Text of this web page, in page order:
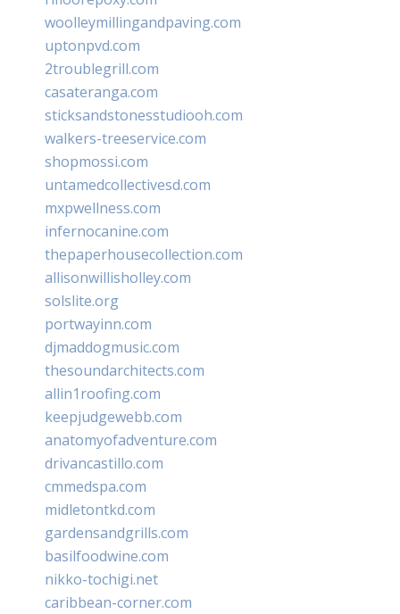
woolleymillingandpaving.com
uptonpvd.com
2troublegrill.com
casateranga.com
sticksandstonesstudiooh.com
walkers-treeservice.com
shopmossi.com
untamedcollectivesd.com
mxpwellness.com
infernocanine.com
thepaperhousecollection.com
allisonwillisholley.com
solslite.org
portwayinn.com
djmaddogmusic.com
thesoundarchitects.com
allin1roofing.com
keepjudgewebb.com
anatomyofadventure.com
drivancastillo.com
cmmedspa.com
midletontkd.com
gardensandgrills.com
basilfoodwine.com
nikko-tochigi.net
caribbean-corner.com